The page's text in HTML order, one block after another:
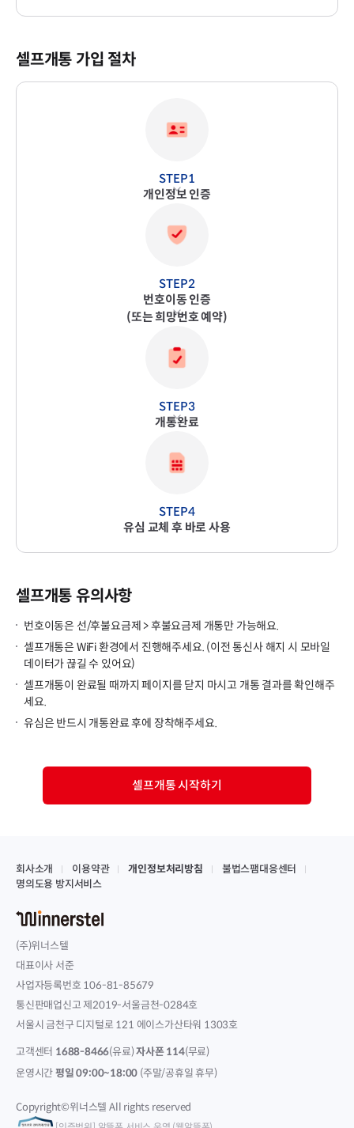
셀프개통 가입 절차
개인정보 인증
번호이동 인증
(또는 희망번호 예약)
개통완료
유심 교체 후 바로 사용
셀프개통 유의사항
번호이동은 선/후불요금제 > 후불요금제 개통만 가능해요.
셀프개통은 WiFi 환경에서 진행해주세요. (이전 통신사 해지 시 모바일
데이터가 끊길 수 있어요)
셀프개통이 완료될 때까지 페이지를 닫지 마시고 개통 결과를 확인해주
세요.
유심은 반드시 개통완료 후에 장착해주세요.
셀프개통 시작하기
회사소개 이용약관 개인정보처리방침
불법스팸대응센터
명의도용 방지서비스
(주)위너스텔
대표이사 서준
사업자등록번호 106-81-85679
통신판매업신고 제2019-서울금천-0284호
서울시 금천구 디지털로 121 에이스가산타워 1303호
고객센터 1688-8466(유료)자사폰 114(무료)
운영시간평일 09:00~18:00 (주말/공휴일 휴무)
Copyright©위너스텔 All rights reserved